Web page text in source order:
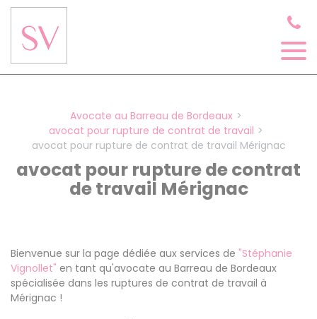
Avocate au Barreau de Bordeaux
avocat pour rupture de contrat de travail
avocat pour rupture de contrat de travail Mérignac
avocat pour rupture de contrat
de travail Mérignac
Bienvenue sur la page dédiée aux services de "Stéphanie
Vignollet" en tant qu'avocate au Barreau de Bordeaux
spécialisée dans les ruptures de contrat de travail à
Mérignac !
Panneau de gestion des cookies